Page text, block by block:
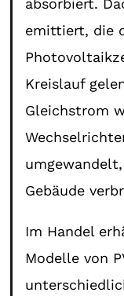
absorbiert.
emittiert, die
Kreislauf
Gleichstrom
Gebäude
Im Handel
Modelle von